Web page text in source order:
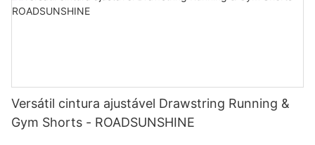
Versátil cintura ajustável Drawstring Running &
Gym Shorts - ROADSUNSHINE